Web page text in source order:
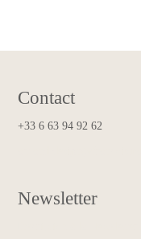
Contact
+33 6 63 94 92 62
Newsletter